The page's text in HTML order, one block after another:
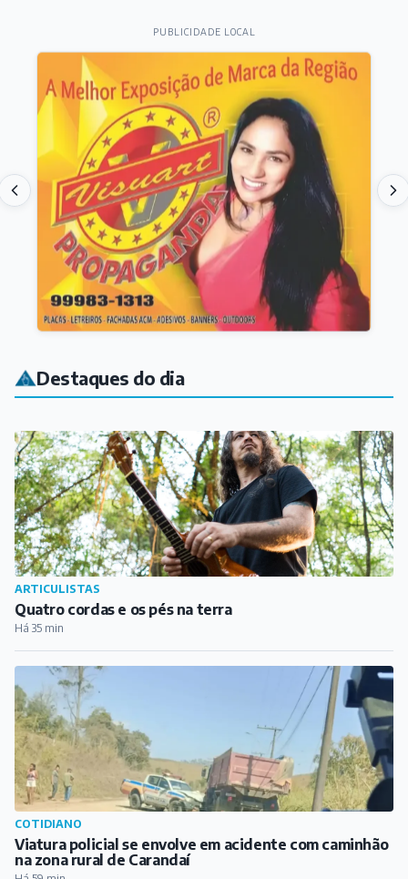
PUBLICIDADE LOCAL
Destaques do dia
ARTICULISTAS
Quatro cordas e os pés na terra
Há 35 min
COTIDIANO
Viatura policial se envolve em acidente com caminhão
na zona rural de Carandaí